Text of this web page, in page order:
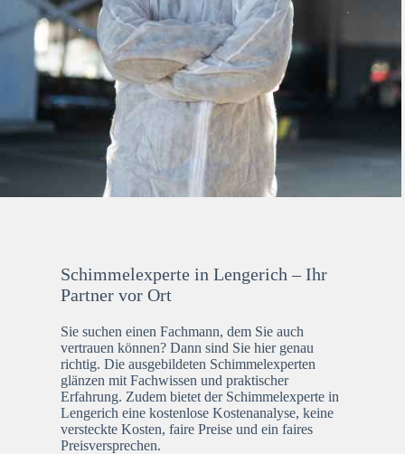
Schimmelexperte in Lengerich – Ihr
Partner vor Ort
Sie suchen einen Fachmann, dem Sie auch
vertrauen können? Dann sind Sie hier genau
richtig. Die ausgebildeten Schimmelexperten
glänzen mit Fachwissen und praktischer
Erfahrung. Zudem bietet der Schimmelexperte in
Lengerich eine kostenlose Kostenanalyse, keine
versteckte Kosten, faire Preise und ein faires
Preisversprechen.